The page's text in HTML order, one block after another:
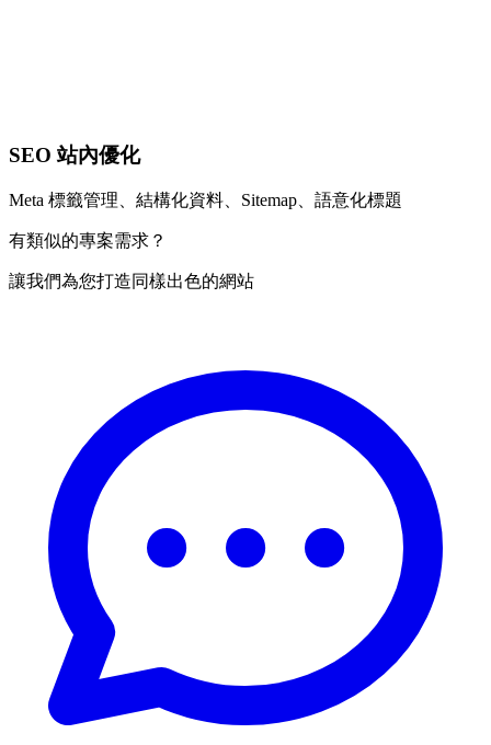
SEO 站內優化
Meta 標籤管理、結構化資料、Sitemap、語意化標題
有類似的專案需求？
讓我們為您打造同樣出色的網站